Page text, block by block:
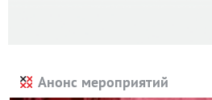
Анонс мероприятий